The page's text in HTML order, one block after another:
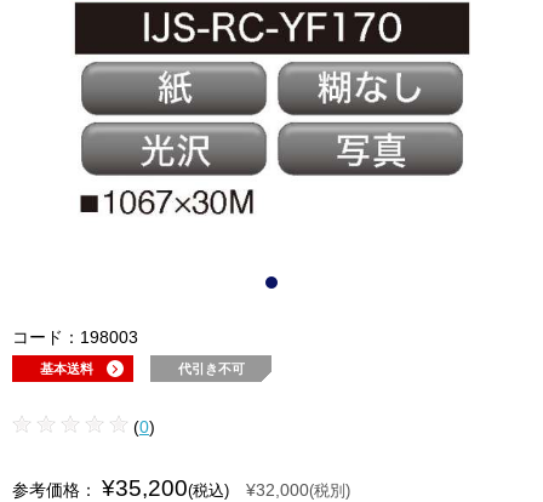
コード：198003
基本送料 代引き不可
(0)
参考価格： ¥35,200(税込) ¥32,000(税別)